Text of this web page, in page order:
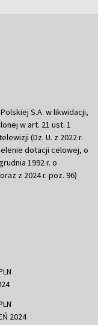
S.A. w likwidacji,
w art. 21 ust. 1
(Dz. U. z 2022 r.
dotacji celowej, o
1992 r. o
z 2024 r. poz. 96)
2024